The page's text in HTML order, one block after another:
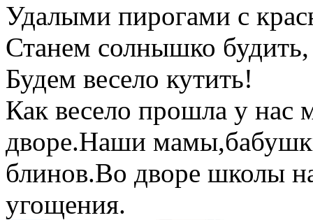
Удалыми пирогами с
Станем солнышко будить,
Будем весело кутить!
Как весело прошла у нас
дворе.Наши
блинов.Во дворе школы
угощения.